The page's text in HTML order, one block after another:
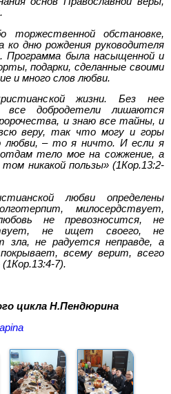
торжественной обстановке,
ко дню рождения руководителя
Программа была насыщенной и
подарки, сделанные своими
и много слов любви.
жизни. Без нее
все добродетели лишаются
и знаю все тайны, и
веру, так что могу и горы
любви, – то я ничто. И если я
тело мое на сожжение, а
никакой пользы» (1Кор.13:2-
любви определены
милосердствует,
не превозносится, не
не ищет своего, не
зла, не радуется неправде, а
всему верит, всего
7).
цикла Н.Пендюрина